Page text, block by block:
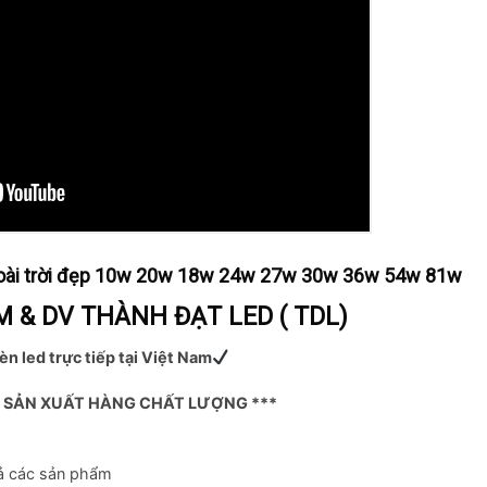
trời đẹp 10w 20w 18w 24w 27w 30w 36w 54w 81w
& DV THÀNH ĐẠT LED ( TDL)
led trực tiếp tại Việt Nam
XUẤT HÀNG CHẤT LƯỢNG ***
các sản phẩm